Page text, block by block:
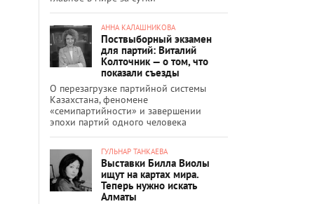
АННА КАЛАШНИКОВА
Поствыборный экзамен
для партий: Виталий
Колточник — о том, что
показали съезды
О перезагрузке партийной системы
Казахстана, феномене
«семипартийности» и завершении
эпохи партий одного человека
ГУЛЬНАР ТАНКАЕВА
Выставки Билла Виолы
ищут на картах мира.
Теперь нужно искать
Алматы